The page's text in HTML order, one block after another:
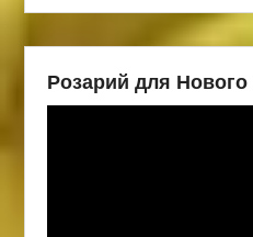
Розарий для